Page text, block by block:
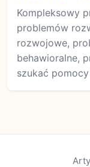
Kompleksowy
problemów
rozwojowe,
behawioralne,
szukać